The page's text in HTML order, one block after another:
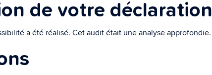
de votre déclaration
a été réalisé. Cet audit était une analyse approfondie.